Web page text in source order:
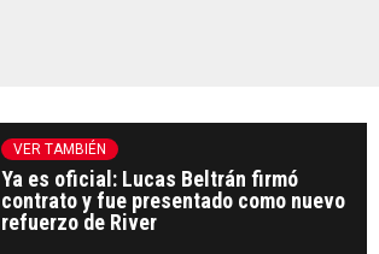
VER TAMBIÉN
Ya es oficial: Lucas Beltrán firmó
contrato y fue presentado como nuevo
refuerzo de River